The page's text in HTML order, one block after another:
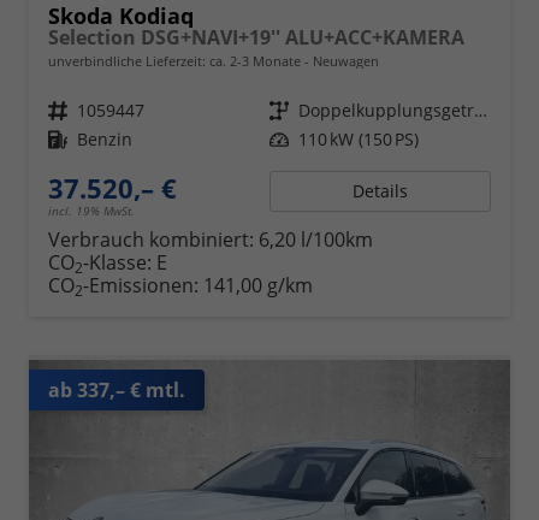
Skoda Kodiaq
Selection DSG+NAVI+19'' ALU+ACC+KAMERA
unverbindliche Lieferzeit: ca. 2-3 Monate Neuwagen
Fahrzeugnr. 1059447 Getriebe
Doppelkupplungsgetriebe (DSG)
Kraftstoff Benzin Leistung 110 kW (150 PS)
37.520,– €
incl. 19% MwSt.
Details
Verbrauch kombiniert: 6,20 l/100km
CO2-Klasse: E
CO2-Emissionen: 141,00 g/km
ab 337,– € mtl.